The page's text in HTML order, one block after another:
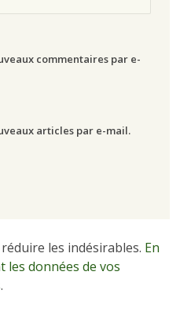
commentaires par e-
articles par e-mail.
les indésirables. En
les données de vos
.